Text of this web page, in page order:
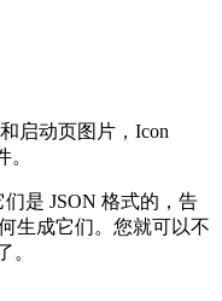
启动页图片，Icon
是 JSON 格式的，告
生成它们。您就可以不
。